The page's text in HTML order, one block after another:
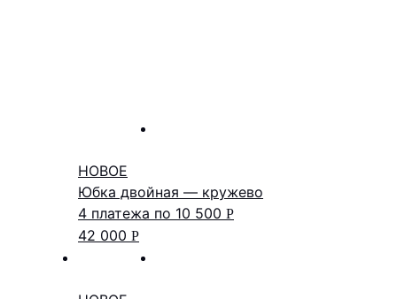
НОВОЕ
Юбка двойная — кружево
4 платежа по 10 500 Р
42 000 Р